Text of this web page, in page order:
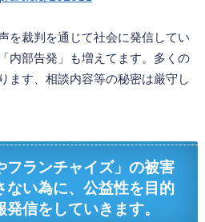
を裁判を通じて社会に発信してい
内部告発」も増えてます。多くの
ます、相談内容等の秘密は厳守し
フランチャイズ」の被害
ない為に、公益性を目的
信をしていきます。